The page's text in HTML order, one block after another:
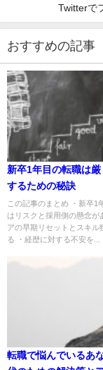
Twitterで
おすすめの記事
新卒1年目の転職は
するための秘訣
この記事のまとめ ・新卒1
はリスクと採用側の懸念が
アの早期リセットとスキル
る ・経歴に対する不安を...
転職で悩んでいるあ